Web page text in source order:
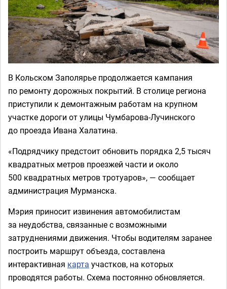
В Кольском Заполярье продолжается кампания
по ремонту дорожных покрытий. В столице региона
приступили к демонтажным работам на крупном
участке дороги от улицы Чумбарова-Лучинского
до проезда Ивана Халатина.
«Подрядчику предстоит обновить порядка 2,5 тысяч
квадратных метров проезжей части и около
500 квадратных метров тротуаров», — сообщает
администрация Мурманска.
Мэрия приносит извинения автомобилистам
за неудобства, связанные с возможными
затруднениями движения. Чтобы водителям заранее
построить маршрут объезда, составлена
интерактивная карта участков, на которых
проводятся работы. Схема постоянно обновляется.